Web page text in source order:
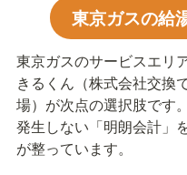
東京ガスの給
東京ガスのサービスエリ
きるくん（株式会社交換
場）が次点の選択肢です
発生しない「明朗会計」
が整っています。